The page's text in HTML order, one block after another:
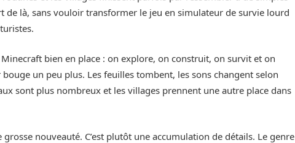
de là, sans vouloir transformer le jeu en simulateur de survie lourd
bien en place : on explore, on construit, on survit et on
un peu plus. Les feuilles tombent, les sons changent selon
sont plus nombreux et les villages prennent une autre place dans
nouveauté. C’est plutôt une accumulation de détails. Le genre